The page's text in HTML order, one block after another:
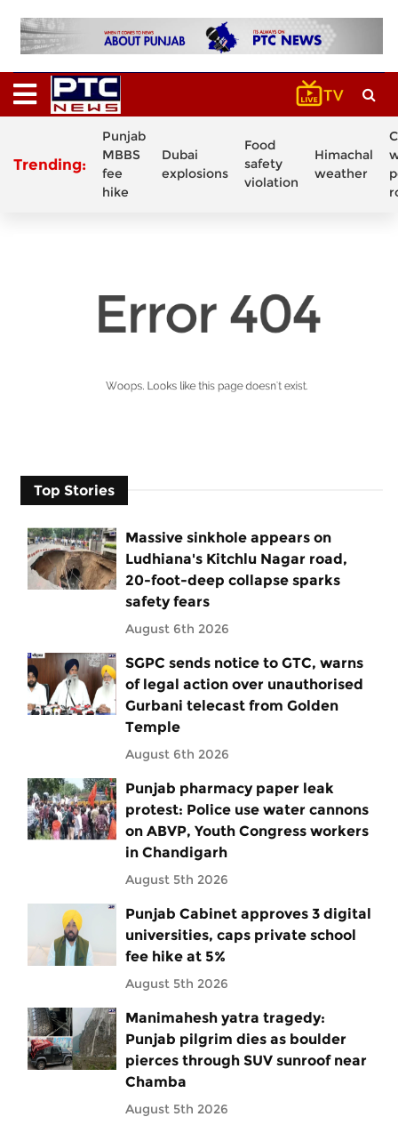
Trending:
Punjab
MBBS
fee
hike
Dubai
explosions
Food
safety
violation
Himachal
weather
Top Stories
Massive sinkhole appears on
Ludhiana's Kitchlu Nagar road,
20-foot-deep collapse sparks
safety fears
August 6th 2026
SGPC sends notice to GTC, warns
of legal action over unauthorised
Gurbani telecast from Golden
Temple
August 6th 2026
Punjab pharmacy paper leak
protest: Police use water cannons
on ABVP, Youth Congress workers
in Chandigarh
August 5th 2026
Punjab Cabinet approves 3 digital
universities, caps private school
fee hike at 5%
August 5th 2026
Manimahesh yatra tragedy:
Punjab pilgrim dies as boulder
pierces through SUV sunroof near
Chamba
August 5th 2026